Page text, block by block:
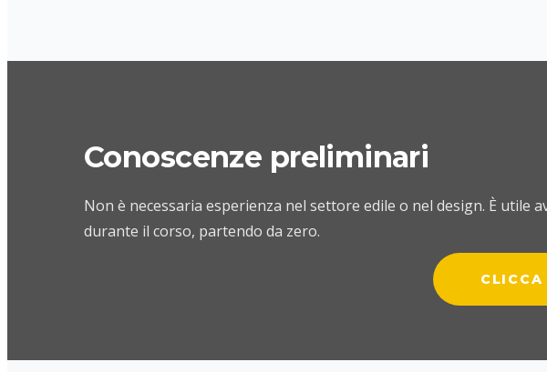
Conoscenze preliminari
Non è necessaria esperienza nel settore edile o nel design. È
durante il corso, partendo da zero.
CLICCA